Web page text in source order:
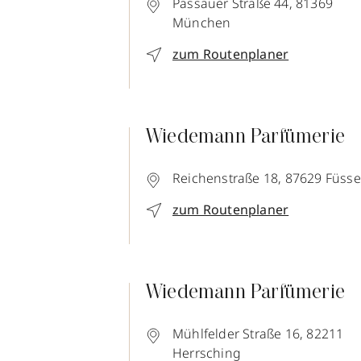
München
zum Routenplaner
Wiedemann Parfümerie
Reichenstraße 18, 87629
zum Routenplaner
Wiedemann Parfümerie
Mühlfelder Straße 16, 82211
Herrsching